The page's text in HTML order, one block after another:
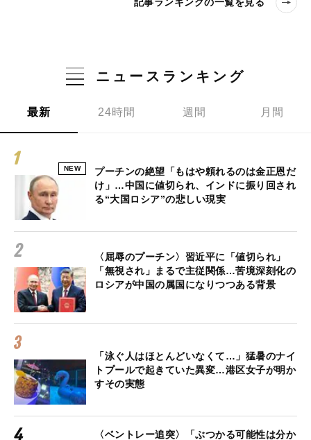
ニュースランキング
最新 24時間 週間 月間
NEW
プーチンの絶望「もはや頼れるのは金正恩だ
け」…中国に値切られ、インドに振り回され
る“大国ロシア”の悲しい現実
〈屈辱のプーチン〉習近平に「値切られ」
「無視され」まるで主従関係…苦境深刻化の
ロシアが中国の属国になりつつある背景
「泳ぐ人はほとんどいなくて…」猛暑のナイ
トプールで起きていた異変…港区女子が明か
すその実態
〈ベントレー追突〉「ぶつかる可能性は分か